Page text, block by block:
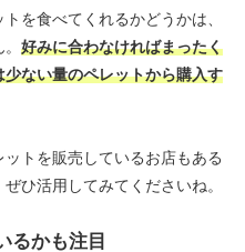
を食べてくれるかどうかは、
好みに合わなければまったく
ない量のペレットから購入す
トを販売しているお店もある
ひ活用してみてくださいね。
るかも注目